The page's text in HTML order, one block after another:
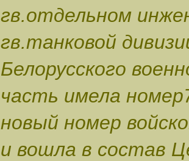
гв.отдельном
гв.танковой
Белорусского
часть имела
новый номер
и вошла в состав